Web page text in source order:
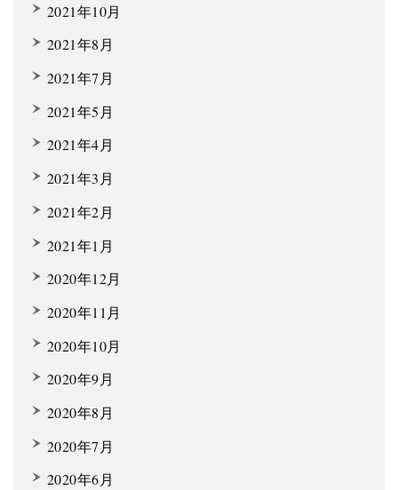
2021年10月
2021年8月
2021年7月
2021年5月
2021年4月
2021年3月
2021年2月
2021年1月
2020年12月
2020年11月
2020年10月
2020年9月
2020年8月
2020年7月
2020年6月